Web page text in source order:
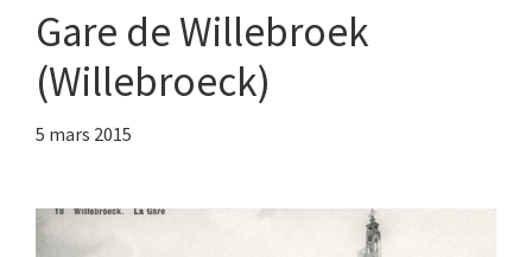
Gare de Willebroek
(Willebroeck)
5 mars 2015